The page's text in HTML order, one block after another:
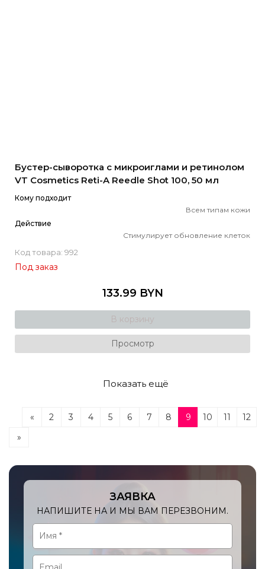
Бустер-сыворотка с микроиглами и ретинолом
VT Cosmetics Reti-A Reedle Shot 100, 50 мл
Кому подходит
Всем типам кожи
Действие
Стимулирует обновление клеток
Код товара: 992
Под заказ
133.99 BYN
В корзину
Просмотр
Показать ещё
« 2 3 4 5 6 7 8 9 10 11
12
»
ЗАЯВКА
НАПИШИТЕ НА И МЫ ВАМ ПЕРЕЗВОНИМ.